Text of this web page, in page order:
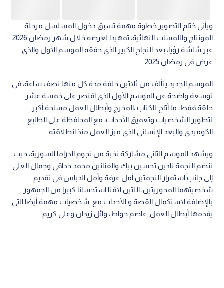
ويأتي ختام التصوير خطوة مهمة تسبق دخول المسلسل مرحلة
المونتاج واللمسات النهائية، تمهيدا لعرضه خلال شهر رمضان 2026
عبر شاشة رؤيا، بعد النجاح الكبير الذي حققه الموسم الأول والذي
عرض في رمضان 2025.
الموسم الجديد يتألف من ثلاثين حلقة مدة كل منها نصف ساعة، في
توسعة واضحة عن الموسم الأول الذي اقتصر على خمسة عشر
حلقة فقط، ما أتاح للكتاب ،المخرج وأبطال العمل مساحة أكبر
لتطوير الشخصيات وتعميق الأحداث، مع المحافظة على الطابع
الكوميدي والبعد الإنساني الذي ميز العمل منذ انطلاقته.
ويشهد الموسم الثاني مشاركة نخبة من نجوم الدراما السورية، حيث
تنضم النجمة نادين تحسين بيك والفنانين محمد حداقي وجمال العلي
إلى جانب استمرار النجمتين أمل عرفة وأمل الدباس في تقديم
شخصيتهما المحوريتين، اللتين لاقتا استحسانا كبيرا من الجمهور
بالإضافة لاستكمال القصة و الأحداث مع شخصيات مهمة أيضا التي
يقدمها أبطال العمل, عاصم حواط، وائل زيدان وعلي كريم